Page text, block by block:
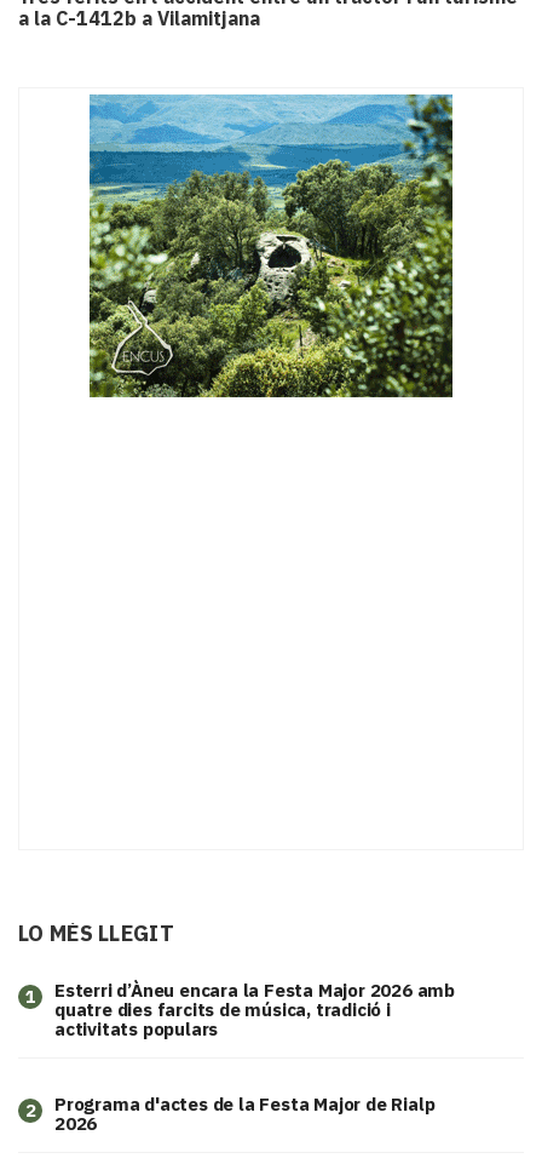
a la C-1412b a Vilamitjana
LO MÉS LLEGIT
1
Esterri d’Àneu encara la Festa Major 2026 amb
quatre dies farcits de música, tradició i
activitats populars
2
Programa d'actes de la Festa Major de Rialp
2026